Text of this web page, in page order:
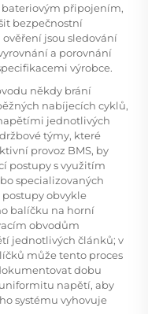
připojením,
bezpečnostní
jsou sledování
a porovnání
výrobce.
někdy brání
nabíjecích cyklů,
jednotlivých
týmy, které
provoz BMS, by
postupy s využitím
specializovaných
obvykle
balíčku na horní
obvodům
jednotlivých článků; v
může tento proces
dobu
napětí, aby
systému vyhovuje